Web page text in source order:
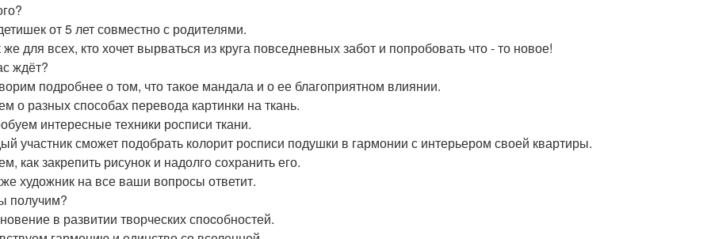
от 5 лет совместно с родителями.
же для всех, кто хочет вырваться из круга повседневных забот и попробовать что - то новое!
ждёт?
подробнее о том, что такое мандала и о ее благоприятном влиянии.
о разных способах перевода картинки на ткань.
интересные техники росписи ткани.
участник сможет подобрать колорит росписи подушки в гармонии с интерьером своей квартиры.
как закрепить рисунок и надолго сохранить его.
художник на все ваши вопросы ответит.
получим?
в развитии творческих споcобностей.